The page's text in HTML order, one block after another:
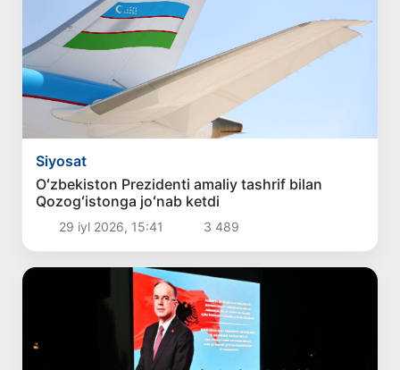
Siyosat
Oʻzbekiston Prezidenti amaliy tashrif bilan
Qozogʻistonga joʻnab ketdi
29 iyl 2026, 15:41 3 489